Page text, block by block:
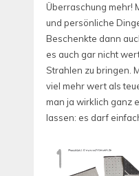
Überraschung mehr!
und persönliche
Beschenkte dann
es auch gar nicht
Strahlen zu bringen.
viel mehr wert als
man ja wirklich ganz
lassen: es darf